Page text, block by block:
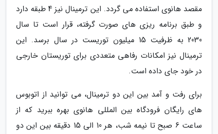
مقصد هانوی استفاده می گردد. این ترمینال نیز 4 طبقه دارد
و طبق برنامه ریزی های صورت گرفته، قرار است تا سال
2030 به ظرفیت 15 میلیون توریست در سال برسد. این
ترمینال نیز امکانات رفاهی متعددی برای توریستان خارجی
در خود جای داده است.
برای رفت و آمد بین این دو ترمینال، می توانید از اتوبوس
های رایگان فرودگاه بین المللی هانوی بهره ببرید که از
ساعت 6 صبح تا نیمه شب، هر 10 الی 15 دقیقه بین این دو